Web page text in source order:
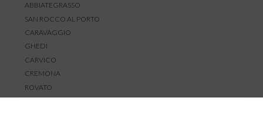
ABBIATEGRASSO
SAN ROCCO AL PORTO
CARAVAGGIO
GHEDI
CARVICO
CREMONA
ROVATO